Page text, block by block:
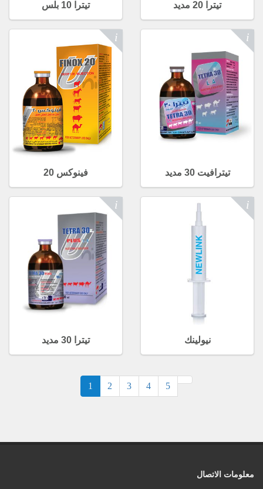
تيترا 10 بلس تيترا 20 مديد
فينوكس 20 تيترافيت 30 مديد
تيترا 30 مديد نيولينك
1 2 3 4 5
معلومات الاتصال